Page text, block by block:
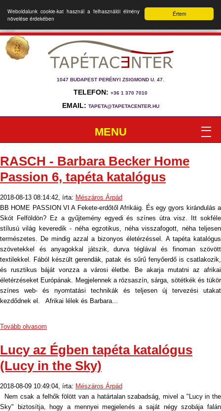
Értem
Weboldalunk cookie-kat használ a felhasználói élmény
növelése érdekében
1047 BUDAPEST PERÉNYI ZSIGMOND U. 47.
TELEFON: +36 1 370 7010
EMAIL: TAPETA@TAPETACENTER.HU
MENU
RASCH - Barbara Becker Home
Passion 6, tapéta katalógus
2018-08-13 08:14:42, írta: Mészáros Árpád
BB HOME PASSION VI A Fekete-erdőtől Afrikáig. És egy gyors kirándulás a
Skót Felföldön? Ez a gyűjtemény egyedi és színes útra visz. Itt sokféle
stílusú világ keveredik - néha egzotikus, néha visszafogott, néha teljesen
természetes. De mindig azzal a bizonyos életérzéssel. A tapéta katalógus
szövetekkel és anyagokkal játszik, durva téglával és finoman szövött
textilekkel. Fából készült gerendák, patak és sűrű fenyőerdő is csatlakozik,
és rusztikus báját vonzza a városi életbe. Be akarja mutatni az afrikai
életérzéseket Európának. Megjelennek a rózsaszín, sárga, sötétkék és tükör
színes web- és nyomtatási technikák és teljesen új tervezési utakat
kezdődnek el. Afrikai lélek és Barbara...
Tovább olvasom
Lucy az Égben tapéta katalógus
(Lucy in the Sky)
2018-08-09 10:49:04, írta: Mészáros Árpád
Nem csak a felhők fölött van a határtalan szabadság, mivel a "Lucy in the
Sky" biztosítja, hogy a mennyei megjelenés a saját négy szobája falán